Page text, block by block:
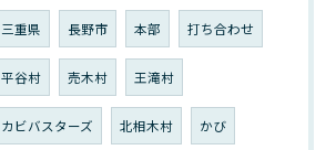
三重県 長野市 本部 打ち合わせ
平谷村 売木村 王滝村
カビバスターズ 北相木村 かび